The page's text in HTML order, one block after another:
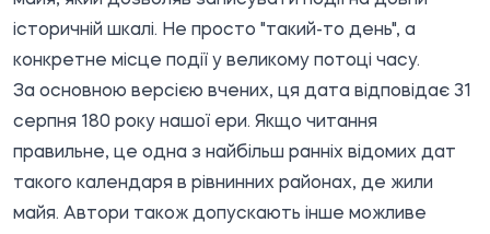
історичній шкалі. Не просто "такий-то день", а
конкретне місце події у великому потоці часу.
За основною версією вчених, ця дата відповідає 31
серпня 180 року нашої ери. Якщо читання
правильне, це одна з найбільш ранніх відомих дат
такого календаря в рівнинних районах, де жили
майя. Автори також допускають інше можливе